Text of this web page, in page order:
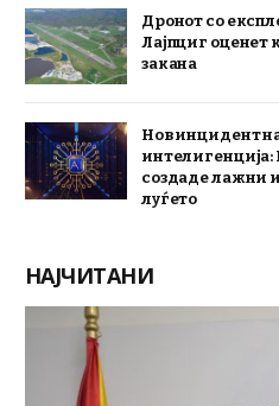
Дронот со
Лајпциг оценет
закана
Нов инцидент
создаде лажни
луѓето
НАЈЧИТАНИ